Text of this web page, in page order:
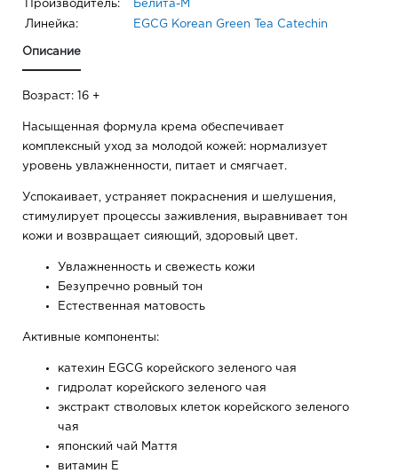
Производитель: Белита-М
Линейка: EGCG Korean Green Tea Catechin
Описание
Возраст: 16 +
Насыщенная формула крема обеспечивает
комплексный уход за молодой кожей: нормализует
уровень увлажненности, питает и смягчает.
Успокаивает, устраняет покраснения и шелушения,
стимулирует процессы заживления, выравнивает тон
кожи и возвращает сияющий, здоровый цвет.
Увлажненность и свежесть кожи
Безупречно ровный тон
Естественная матовость
Активные компоненты:
катехин EGCG корейского зеленого чая
гидролат корейского зеленого чая
экстракт стволовых клеток корейского зеленого
чая
японский чай Маття
витамин Е